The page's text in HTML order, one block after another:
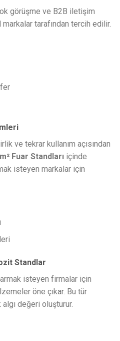
görüşme ve B2B iletişim
tarafından tercih edilir.
ve tekrar kullanım açısından
Fuar Standları içinde
isteyen markalar için
Standlar
isteyen firmalar için
öne çıkar. Bu tür
değeri oluşturur.